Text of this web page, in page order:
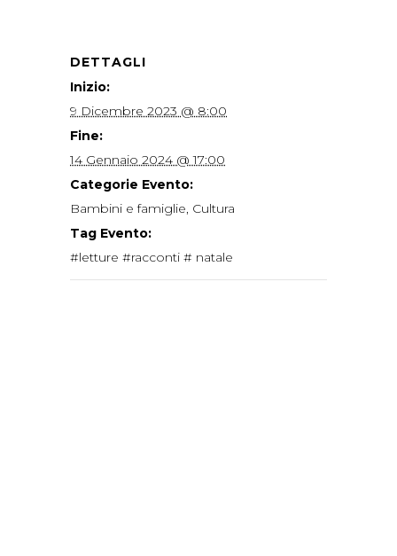
DETTAGLI
Inizio:
9 Dicembre 2023 @ 8:00
Fine:
14 Gennaio 2024 @ 17:00
Categorie Evento:
Bambini e famiglie, Cultura
Tag Evento:
#letture #racconti # natale